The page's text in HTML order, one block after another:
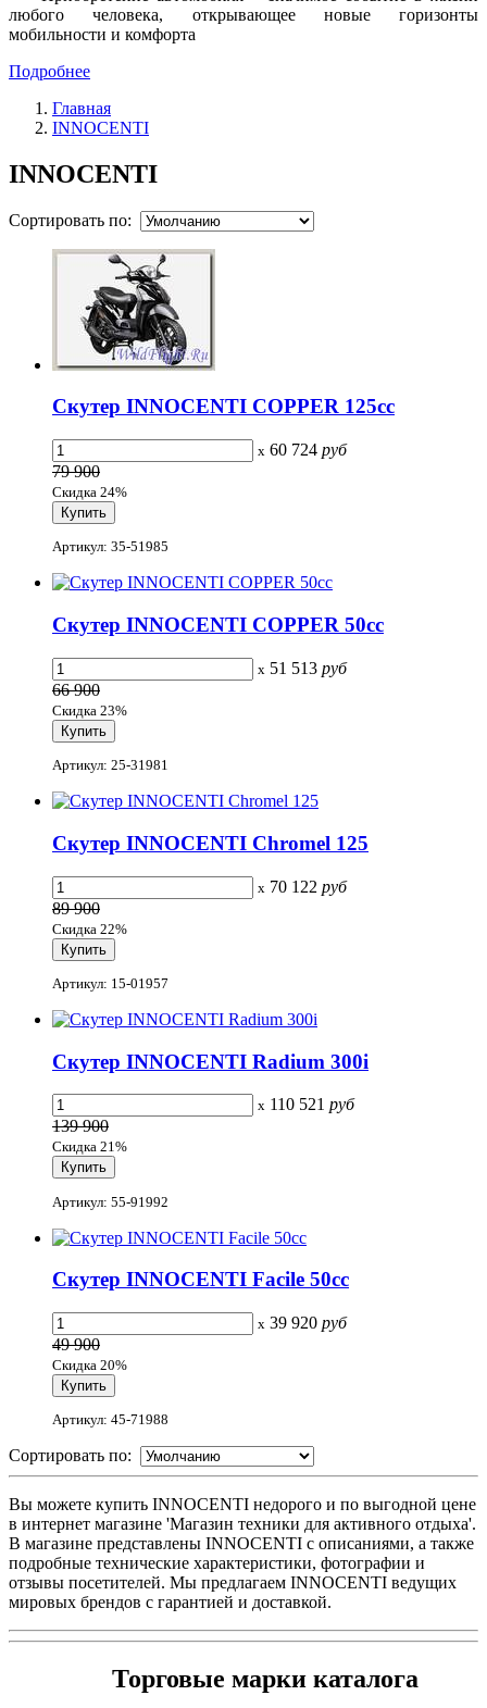
любого человека, открывающее новые горизонты
мобильности и комфорта
Подробнее
Главная
INNOCENTI
INNOCENTI
Сортировать по:
Скутер INNOCENTI COPPER 125сс
x 60 724 руб
79 900
Скидка 24%
Артикул: 35-51985
Скутер INNOCENTI COPPER 50сс
x 51 513 руб
66 900
Скидка 23%
Артикул: 25-31981
Скутер INNOCENTI Chromel 125
x 70 122 руб
89 900
Скидка 22%
Артикул: 15-01957
Скутер INNOCENTI Radium 300i
x 110 521 руб
139 900
Скидка 21%
Артикул: 55-91992
Скутер INNOCENTI Facile 50cc
x 39 920 руб
49 900
Скидка 20%
Артикул: 45-71988
Сортировать по:
Вы можете купить INNOCENTI недорого и по выгодной цене
в интернет магазине 'Магазин техники для активного отдыха'.
В магазине представлены INNOCENTI с описаниями, а также
подробные технические характеристики, фотографии и
отзывы посетителей. Мы предлагаем INNOCENTI ведущих
мировых брендов с гарантией и доставкой.
Торговые марки каталога